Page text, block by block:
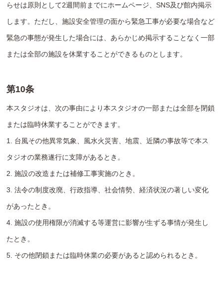
らせは原則として2週間前までにホームページ、SNS及び館内掲示
します。ただし、施設安全管理の面から緊急工事が必要な場合など
緊急の事態が発生した場合には、あらかじめ掲示することなく一部
または全部の施設を休業することができるものとします。
第10条
本スタジオは、次の事由により本スタジオの一部または全部を閉鎖
または臨時休業することができます。
1. 台風その他異常気象、風水火災害、地震、近隣の事故等で本ス
タジオの業務遂行に支障があるとき。
2. 施設の改造または補修工事実施のとき。
3. 法令の制度改廃、行政指導、社会情勢、経済状況の著しい変化
があったとき。
4. 施設の使用権限が消滅する等運営に影響が生ずる事情が発生し
たとき。
5. その他閉鎖または臨時休業の必要があると認められるとき。